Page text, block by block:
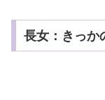
長女：きっか